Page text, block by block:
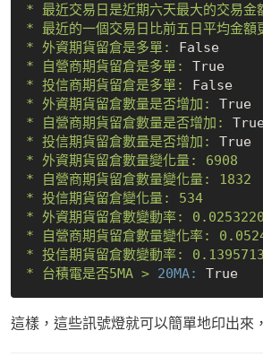
*
最近交易日是近期六天最大的交易金
*
最近的一個交易日比前五日平均金額
* 外資期貨留倉是多單:
False
*
自營商期貨留倉是多單:
True
* 投信商期貨留倉是多單:
False
* 外資期貨留倉數量是否增加:
True
*
自營商期貨留倉數量是否增加:
* 投信期貨留倉數量是否增加:
True
* 外資期貨留倉數量變化量:
6908
*
自營商期貨留倉數量變化量:
1832
* 投信期貨留倉變化量:
534
* 外資期貨留倉數變動率:
*
自營商期貨留倉數量變化率:
* 投信期貨留倉數變動率:
*
台積電是否5MA > 20MA: True
這樣，這些訊號燈就可以簡單地印出來